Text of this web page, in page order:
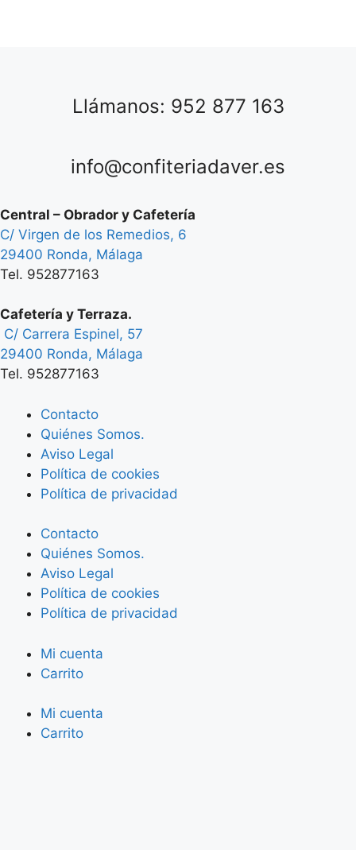
Llámanos: 952 877 163
info@confiteriadaver.es
Central – Obrador y Cafetería
C/ Virgen de los Remedios, 6
29400 Ronda, Málaga
Tel. 952877163
Cafetería y Terraza.
C/ Carrera Espinel, 57
29400 Ronda, Málaga
Tel. 952877163
Contacto
Quiénes Somos.
Aviso Legal
Política de cookies
Política de privacidad
Contacto
Quiénes Somos.
Aviso Legal
Política de cookies
Política de privacidad
Mi cuenta
Carrito
Mi cuenta
Carrito